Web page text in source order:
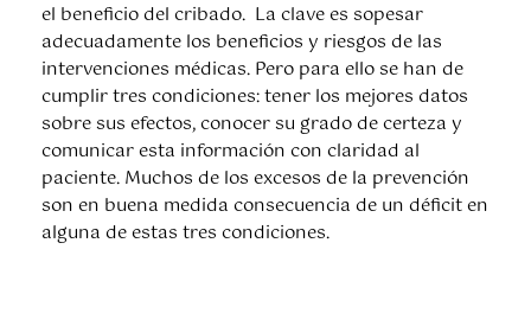
el beneficio del cribado. La clave es sopesar
adecuadamente los beneficios y riesgos de las
intervenciones médicas. Pero para ello se han de
cumplir tres condiciones: tener los mejores datos
sobre sus efectos, conocer su grado de certeza y
comunicar esta información con claridad al
paciente. Muchos de los excesos de la prevención
son en buena medida consecuencia de un déficit en
alguna de estas tres condiciones.